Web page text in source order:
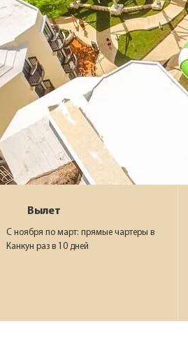
Вылет
С ноября по март: прямые чартеры в
Канкун раз в 10 дней